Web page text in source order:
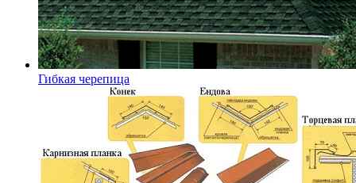
Гибкая черепица